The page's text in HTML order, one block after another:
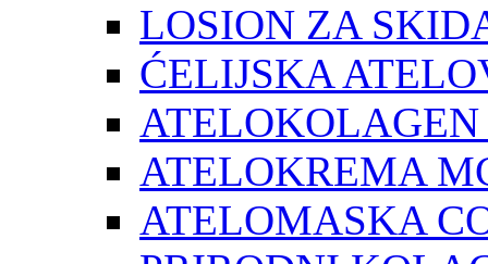
LOSION ZA
ĆELIJSKA
ATELOKOLAGEN
ATELOKREMA
ATELOMASKA